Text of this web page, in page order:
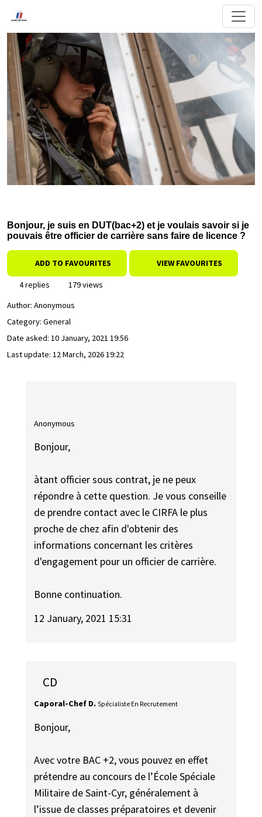
Bonjour, je suis en DUT(bac+2) et je voulais savoir si je
pouvais être officier de carrière sans faire de licence ?
ADD TO FAVOURITES VIEW FAVOURITES
4 replies
179 views
Author: Anonymous
Category: General
Date asked: 10 January, 2021 19:56
Last update: 12 March, 2026 19:22
Anonymous
Bonjour,
àtant officier sous contrat, je ne peux
répondre à cette question. Je vous conseille
de prendre contact avec le CIRFA le plus
proche de chez afin d'obtenir des
informations concernant les critères
d'engagement pour un officier de carrière.
Bonne continuation.
12 January, 2021 15:31
CD
Caporal-Chef D. Spécialiste En Recrutement
Bonjour,
Avec votre BAC +2, vous pouvez en effet
prétendre au concours de l’École Spéciale
Militaire de Saint-Cyr, généralement à
l’issue de classes préparatoires et devenir